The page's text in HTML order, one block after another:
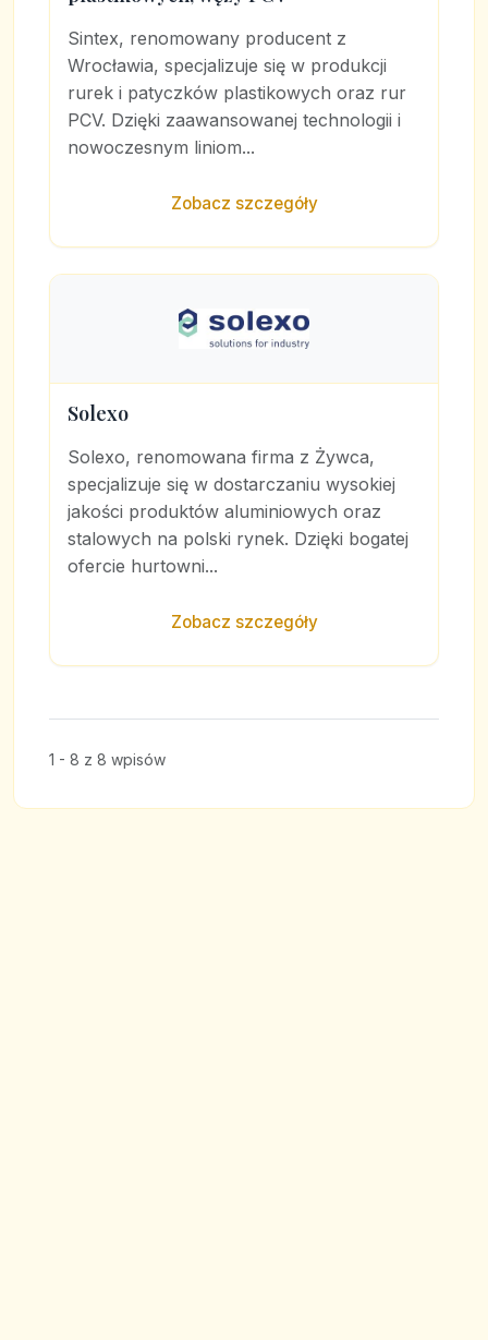
Sintex, renomowany producent z
Wrocławia, specjalizuje się w produkcji
rurek i patyczków plastikowych oraz rur
PCV. Dzięki zaawansowanej technologii i
nowoczesnym liniom...
Zobacz szczegóły
Solexo
Solexo, renomowana firma z Żywca,
specjalizuje się w dostarczaniu wysokiej
jakości produktów aluminiowych oraz
stalowych na polski rynek. Dzięki bogatej
ofercie hurtowni...
Zobacz szczegóły
1 - 8 z 8 wpisów